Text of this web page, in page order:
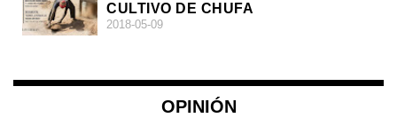
CULTIVO DE CHUFA
2018-05-09
OPINIÓN